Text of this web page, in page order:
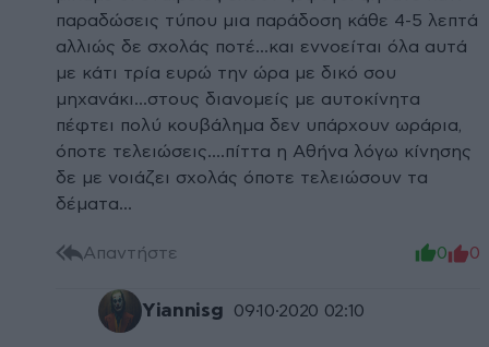
παραδώσεις τύπου μια παράδοση κάθε 4-5 λεπτά
αλλιώς δε σχολάς ποτέ...και εννοείται όλα αυτά
με κάτι τρία ευρώ την ώρα με δικό σου
μηχανάκι...στους διανομείς με αυτοκίνητα
πέφτει πολύ κουβάλημα δεν υπάρχουν ωράρια,
όποτε τελειώσεις....πίττα η Αθήνα λόγω κίνησης
δε με νοιάζει σχολάς όποτε τελειώσουν τα
δέματα...
Απαντήστε 0 0
Yiannisg 09·10·2020 02:10